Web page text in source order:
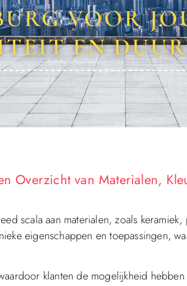
VOOR
EN
Overzicht van Materialen,
scala aan materialen, zoals keramiek,
eigenschappen en toepassingen,
klanten de mogelijkheid